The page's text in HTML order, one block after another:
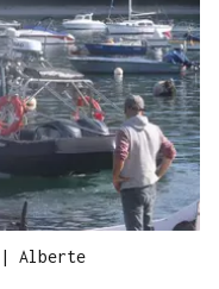
| Alberte